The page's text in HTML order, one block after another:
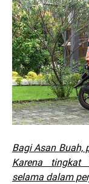
Bagi Asan Buah,
Karena tingkat
selama dalam